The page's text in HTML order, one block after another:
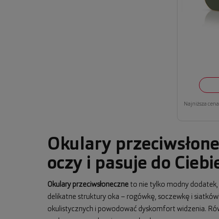
Najniższa
Okulary
oczy i pasuje do
Okulary przeciwsłoneczne to nie tylko modny
delikatne struktury oka – rogówkę, soczewkę i
okulistycznych i powodować dyskomfort widzenia.